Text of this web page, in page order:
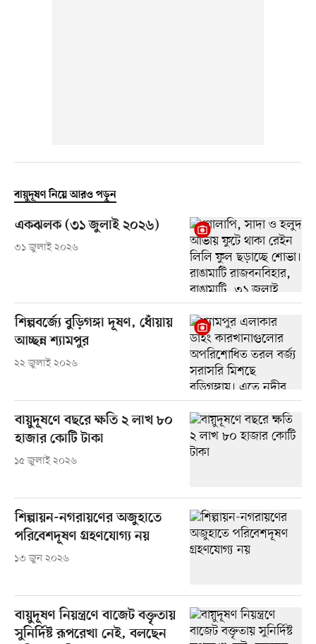
বায়ুদূষণ নিয়ে আরও পড়ুন
একঝলক (৩১ জুলাই ২০২৬)
৩১ জুলাই ২০২৬
শিল্পবর্জ্যে বুড়িগঙ্গা দূষণ, ধোঁয়ায়
আচ্ছন্ন শ্যামপুর
২২ জুলাই ২০২৬
বায়ুদূষণে বছরে ক্ষতি ২ লাখ ৮০
হাজার কোটি টাকা
১৫ জুলাই ২০২৬
শিল্পায়ন-নগরায়ণের অজুহাতে
পরিবেশদূষণ গ্রহণযোগ্য নয়
১৩ জুন ২০২৬
বায়ুদূষণ নিয়ন্ত্রণে বাজেট বক্তৃতায়
সুনির্দিষ্ট রূপরেখা নেই, বলছেন